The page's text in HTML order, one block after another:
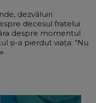
dezvăluiri
decesul fratelui
despre momentul
și-a pierdut viața: “Nu